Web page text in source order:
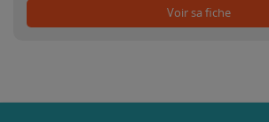
Voir sa fiche